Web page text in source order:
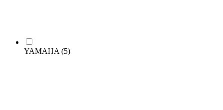
YAMAHA (5)